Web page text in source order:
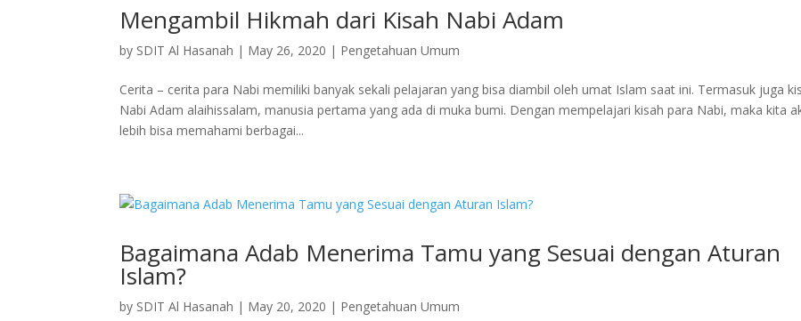
Mengambil Hikmah dari Kisah Nabi Adam
by SDIT Al Hasanah | May 26, 2020 | Pengetahuan Umum
Cerita – cerita para Nabi memiliki banyak sekali pelajaran yang bisa diambil oleh umat Islam saat ini. Termasuk juga
Nabi Adam alaihissalam, manusia pertama yang ada di muka bumi. Dengan mempelajari kisah para Nabi, maka kita
lebih bisa memahami berbagai...
Bagaimana Adab Menerima Tamu yang Sesuai dengan Aturan
Islam?
by SDIT Al Hasanah | May 20, 2020 | Pengetahuan Umum